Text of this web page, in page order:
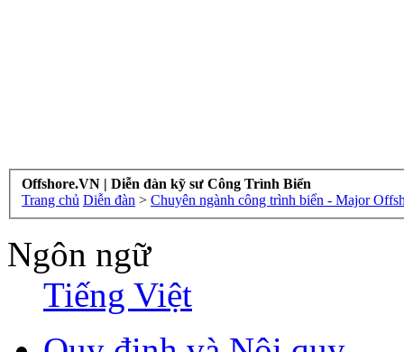
Offshore.VN | Diễn đàn kỹ sư Công Trình Biển
Trang chủ Diễn đàn > Chuyên ngành công trình biển - Major
Ngôn ngữ
Tiếng Việt